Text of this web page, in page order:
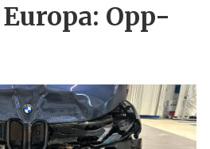
Opp-